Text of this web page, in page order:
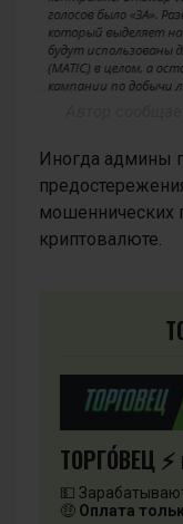
Иногда админы
мошеннических
криптовалюте.
ТОРГО́ВЕЦ
💵
🤑 Оплата